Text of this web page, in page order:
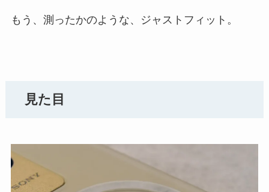
もう、測ったかのような、ジャストフィット。
見た目